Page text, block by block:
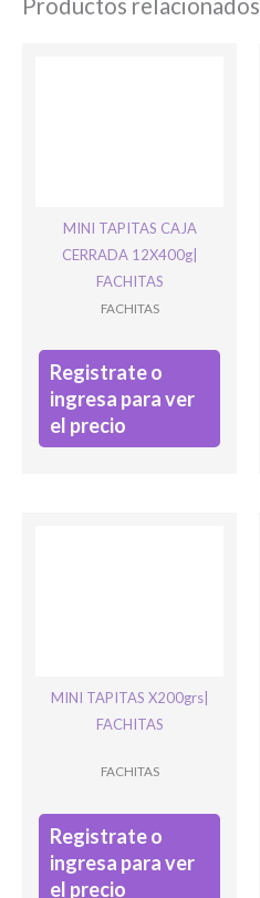
Productos relacionados
MINI TAPITAS CAJA
CERRADA 12X400g|
FACHITAS
FACHITAS
Registrate o
ingresa para ver
el precio
MINI TAPITAS X200grs|
FACHITAS
FACHITAS
Registrate o
ingresa para ver
el precio